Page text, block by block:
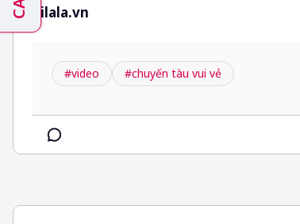
kilala.vn
#video #chuyến tàu vui vẻ